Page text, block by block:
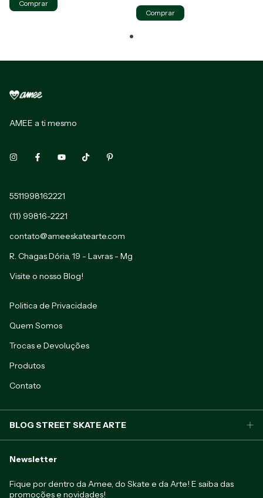
Comprar
Comprar
AMEE a ti mesmo
5511998162221
(11) 99816-2221
contato@ameeskatearte.com
R. Chagas Dória, 19 - Lavras - Mg
Visite o nosso Blog!
Politica de Privacidade
Quem Somos
Trocas e Devoluções
Produtos
Contato
BLOG STREET SKATE ARTE
Newsletter
Fique por dentro da Amee, do Skate e da Arte! E saiba das
promoções e novidades!